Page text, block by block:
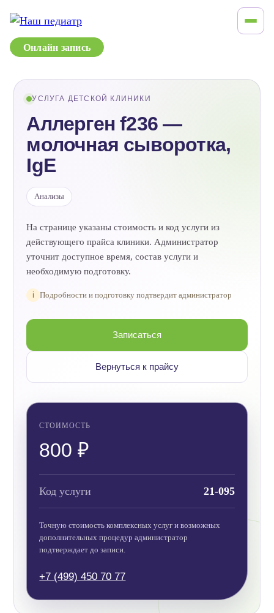
Онлайн запись
УСЛУГА ДЕТСКОЙ КЛИНИКИ
Аллерген f236 —
молочная сыворотка,
IgE
Анализы
На странице указаны стоимость и код услуги из
действующего прайса клиники. Администратор
уточнит доступное время, состав услуги и
необходимую подготовку.
i Подробности и подготовку подтвердит администратор
Записаться
Вернуться к прайсу
СТОИМОСТЬ
800 ₽
Код услуги 21-095
Точную стоимость комплексных услуг и возможных
дополнительных процедур администратор
подтверждает до записи.
+7 (499) 450 70 77